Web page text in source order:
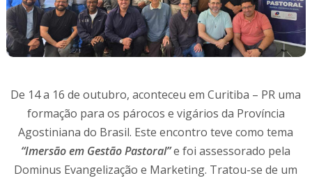
De 14 a 16 de outubro, aconteceu em Curitiba – PR uma
formação para os párocos e vigários da Província
Agostiniana do Brasil. Este encontro teve como tema
“Imersão em Gestão Pastoral”e foi assessorado pela
Dominus Evangelização e Marketing. Tratou-se de um